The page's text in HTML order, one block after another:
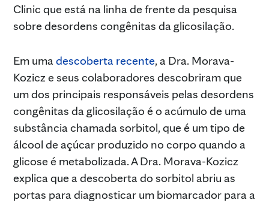
Clinic que está na linha de frente da pesquisa
sobre desordens congênitas da glicosilação.
Em uma descoberta recente, a Dra. Morava-
Kozicz e seus colaboradores descobriram que
um dos principais responsáveis pelas desordens
congênitas da glicosilação é o acúmulo de uma
substância chamada sorbitol, que é um tipo de
álcool de açúcar produzido no corpo quando a
glicose é metabolizada. A Dra. Morava-Kozicz
explica que a descoberta do sorbitol abriu as
portas para diagnosticar um biomarcador para a